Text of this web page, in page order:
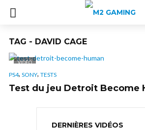
TAG - DAVID CAGE
VIDÉO
PS4, SONY, TESTS
Test du jeu Detroit Become
DERNIÈRES VIDÉOS